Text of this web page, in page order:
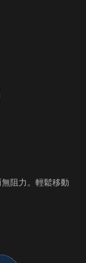
阻力。輕鬆移動